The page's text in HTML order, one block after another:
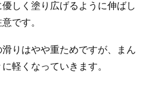
しく塗り広げるように伸ばし
です。
りはやや重ためですが、まん
軽くなっていきます。